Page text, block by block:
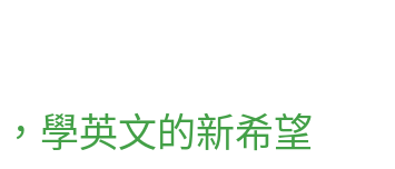
， 學英文的新希望